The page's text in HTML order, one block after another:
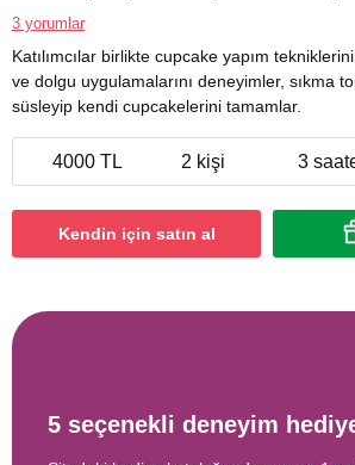
3 yorumlar
Katılımcılar birlikte cupcake yapım
ve dolgu uygulamalarını deneyimler, sıkma
süsleyip kendi cupcakelerini tamamlar.
4000 TL 2 kişi 3
Kendin için satın al
5 seçenekli deneyim